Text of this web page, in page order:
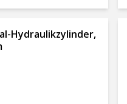
Hydraulikzylinder,